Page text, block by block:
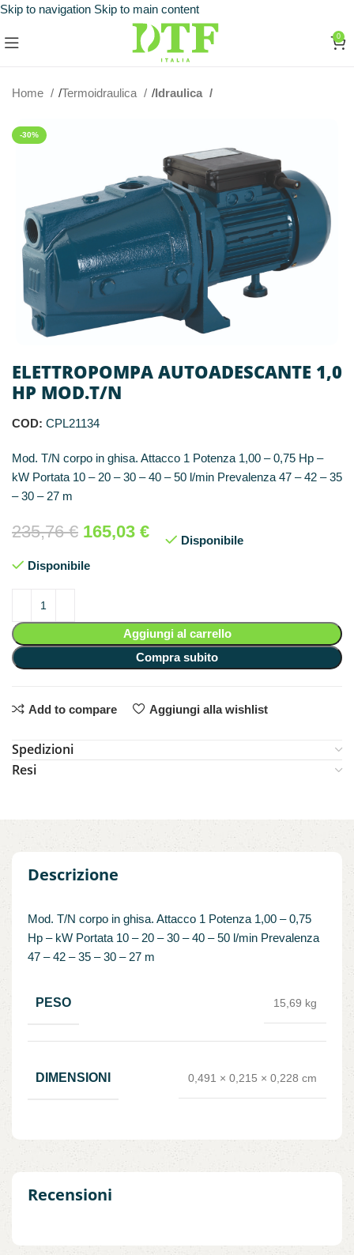
Skip to navigation Skip to main content
0
Home Termoidraulica Idraulica
-30%
ELETTROPOMPA AUTOADESCANTE 1,0
HP MOD.T/N
COD: CPL21134
Mod. T/N corpo in ghisa. Attacco 1 Potenza 1,00 – 0,75 Hp –
kW Portata 10 – 20 – 30 – 40 – 50 l/min Prevalenza 47 – 42 – 35
– 30 – 27 m
235,76€ 165,03 €
Disponibile
Disponibile
Aggiungi al carrello
Compra subito
Add to compare Aggiungi alla wishlist
Spedizioni
Resi
Descrizione
Mod. T/N corpo in ghisa. Attacco 1 Potenza 1,00 – 0,75
Hp – kW Portata 10 – 20 – 30 – 40 – 50 l/min Prevalenza
47 – 42 – 35 – 30 – 27 m
PESO 15,69 kg
DIMENSIONI 0,491 × 0,215 × 0,228 cm
Recensioni